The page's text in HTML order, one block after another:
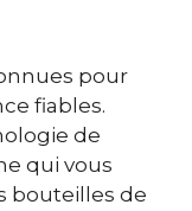
pour
fiables.
de
qui vous
bouteilles de